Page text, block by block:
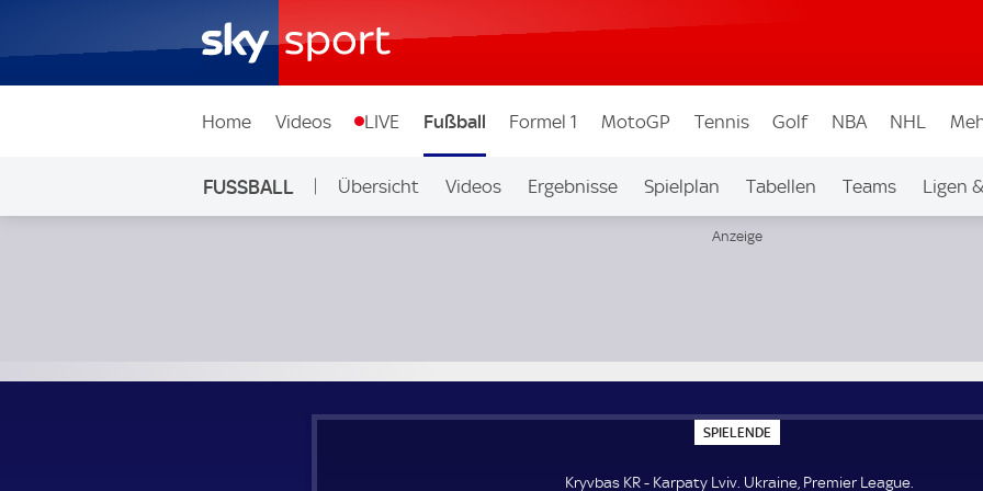
Home Videos LIVE Fußball Formel 1 MotoGP Tennis Golf NBA NHL
FUSSBALL Übersicht Videos Ergebnisse Spielplan Tabellen Teams Ligen
SPIELENDE
P
E
Kryvbas KR - Karpaty Lviv. Ukraine, Premier League.